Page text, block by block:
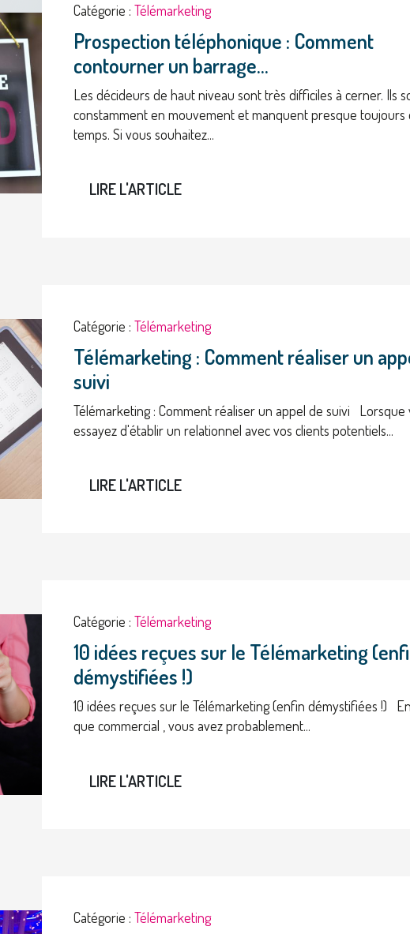
Catégorie :Télémarketing
Prospection téléphonique : Comment
contourner un barrage...
Les décideurs de haut niveau sont très difficiles à cerner. Ils
constamment en mouvement et manquent presque toujours
temps. Si vous souhaitez...
LIRE L'ARTICLE
Catégorie :Télémarketing
Télémarketing : Comment réaliser un
suivi
Télémarketing : Comment réaliser un appel de suivi Lorsque
essayez d'établir un relationnel avec vos clients potentiels...
LIRE L'ARTICLE
Catégorie :Télémarketing
10 idées reçues sur le Télémarketing
démystifiées !)
10 idées reçues sur le Télémarketing (enfin démystifiées !)
que commercial , vous avez probablement...
LIRE L'ARTICLE
Catégorie :Télémarketing